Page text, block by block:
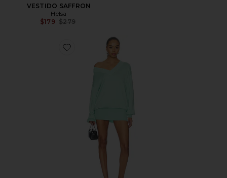
VESTIDO SAFFRON
Helsa
$179 Precio anterior:
$279